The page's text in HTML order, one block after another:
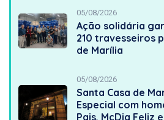
05/08/2026
Ação solidária
210 travesseiros
de Marília
05/08/2026
Santa Casa de
Especial com
Pais, McDia Feliz